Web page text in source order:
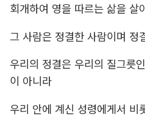
회개하여 영을 따르는 삶을 살
그 사람은 정결한 사람이며 정
우리의 정결은 우리의 질그릇
이 아니라
우리 안에 계신 성령에게서 비